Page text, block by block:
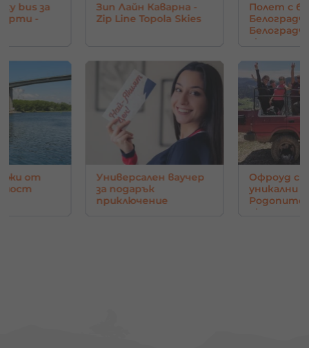
bus за
-
от
мост
Зип Лайн Каварна -
Zip Line Topola Skies
Универсален ваучер
за подарък
приключение
Полет с
скали
Офроуд с
уникални
Родопите
око